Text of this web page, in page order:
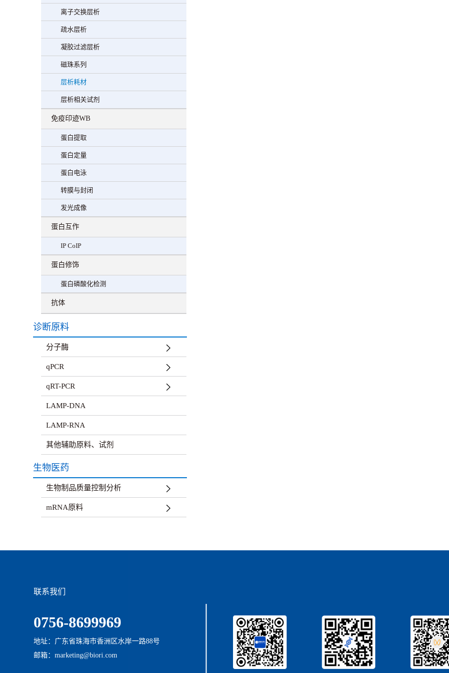
离子交换层析
疏水层析
凝胶过滤层析
磁珠系列
层析耗材
层析相关试剂
免疫印迹WB
蛋白提取
蛋白定量
蛋白电泳
转膜与封闭
发光成像
蛋白互作
IP CoIP
蛋白修饰
蛋白磷酸化检测
抗体
诊断原料
分子酶
qPCR
qRT-PCR
LAMP-DNA
LAMP-RNA
其他辅助原料、试剂
生物医药
生物制品质量控制分析
mRNA原料
联系我们
0756-8699969
地址：广东省珠海市香洲区水岸一路88号
邮箱：marketing@biori.com